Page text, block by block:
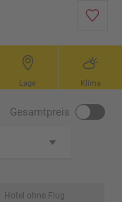
Lage Klima
Gesamtpreis
Hotel ohne Flug